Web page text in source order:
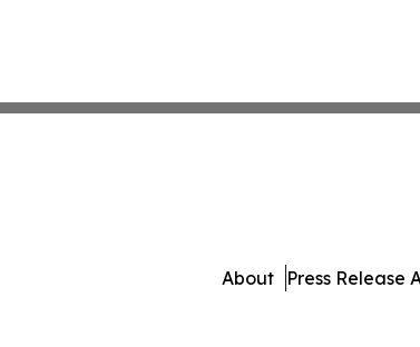
About Press Release